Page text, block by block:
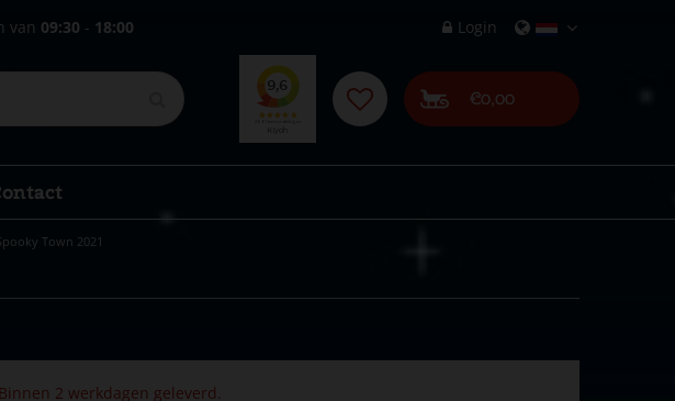
Town 2021
van 09:30 - 18:00 Login
€0,00
Binnen 2 werkdagen geleverd.